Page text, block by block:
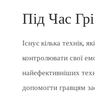
Під Час Грі
Існує кілька технік,
контролювати свої
найефективніших
допомогти гравцям